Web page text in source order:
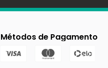
Métodos de Pagamento